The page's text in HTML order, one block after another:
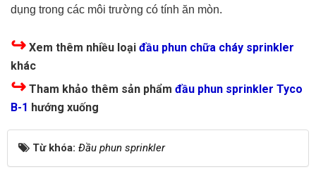
dụng trong các môi trường có tính ăn mòn.
↪ Xem thêm nhiều loại đầu phun chữa cháy sprinkler
khác
↪ Tham khảo thêm sản phẩm đầu phun sprinkler Tyco
B-1 hướng xuống
Từ khóa: Đầu phun sprinkler